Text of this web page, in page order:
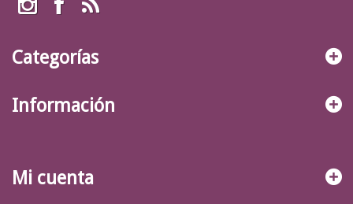
Categorías
Información
Mi cuenta